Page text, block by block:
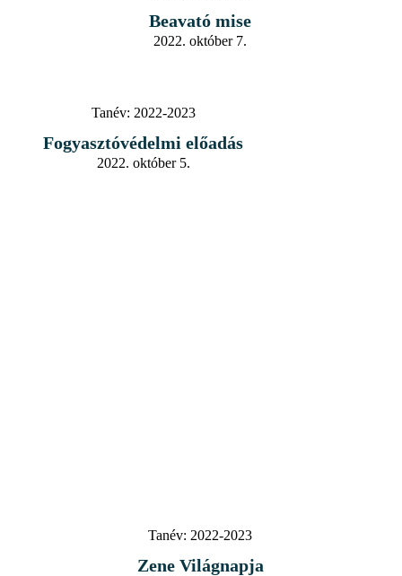
Beavató mise
2022. október 7.
Tanév: 2022-2023
Fogyasztóvédelmi előadás
2022. október 5.
Tanév: 2022-2023
Zene Világnapja